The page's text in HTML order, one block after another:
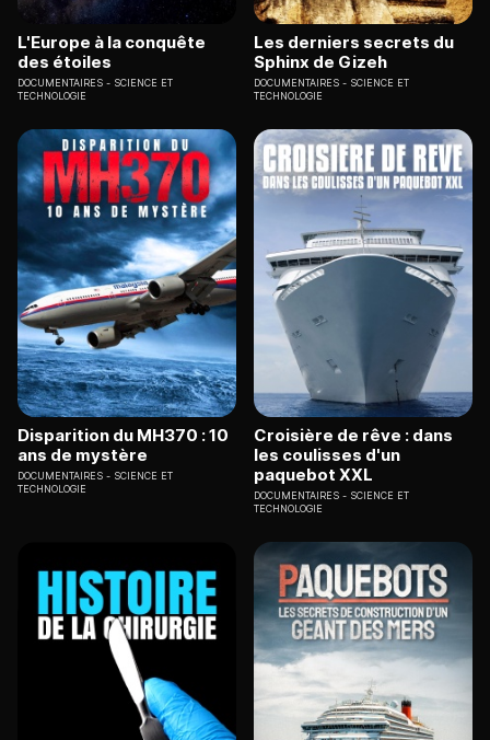
L'Europe à la conquête
des étoiles
DOCUMENTAIRES
SCIENCE ET
TECHNOLOGIE
Les derniers secrets du
Sphinx de Gizeh
DOCUMENTAIRES
SCIENCE ET
TECHNOLOGIE
Disparition du MH370 : 10
ans de mystère
DOCUMENTAIRES
SCIENCE ET
TECHNOLOGIE
Croisière de rêve : dans
les coulisses d'un
paquebot XXL
DOCUMENTAIRES
SCIENCE ET
TECHNOLOGIE